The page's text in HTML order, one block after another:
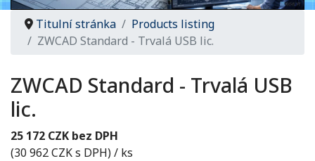
Titulní stránka
Products listing
ZWCAD Standard - Trvalá USB lic.
ZWCAD Standard - Trvalá USB
lic.
25 172 CZK bez DPH
(30 962 CZK s DPH)/ ks